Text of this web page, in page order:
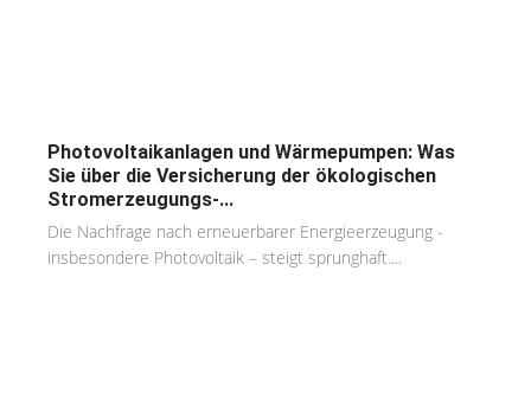
Photovoltaikanlagen und Wärmepumpen: Was
Sie über die Versicherung der ökologischen
Stromerzeugungs-...
Die Nachfrage nach erneuerbarer Energieerzeugung -
insbesondere Photovoltaik – steigt sprunghaft....